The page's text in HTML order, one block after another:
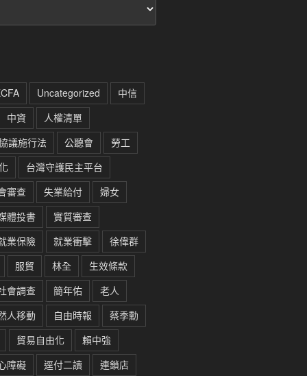
Uncategorized
中信
中資
人權清單
議施行法
公聽會
勞工
台灣守護民主平台
審查
失業給付
婦女
體投書
實質審查
業保險
就業衝擊
徐偉群
服貿
林全
生效條款
會調查
簡年佑
老人
人移動
自由時報
蔡季勳
貿易自由化
賴中強
障礙
逕付二讀 連鎖店